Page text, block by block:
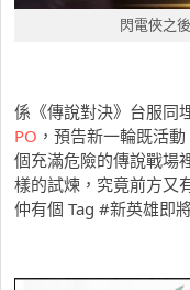
閃電俠之
係《傳說對決》台服同
PO ，預告新一輪既活
個充滿危險的傳說戰場
樣的試煉，究竟前方又
仲有個 Tag #新英雄即